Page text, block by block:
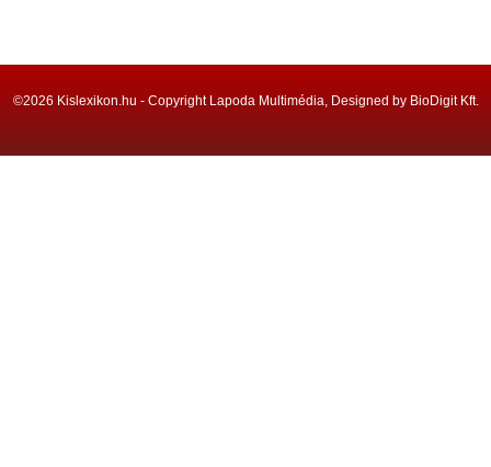
©2026 Kislexikon.hu - Copyright Lapoda Multimédia, Designed by BioDigit Kft.